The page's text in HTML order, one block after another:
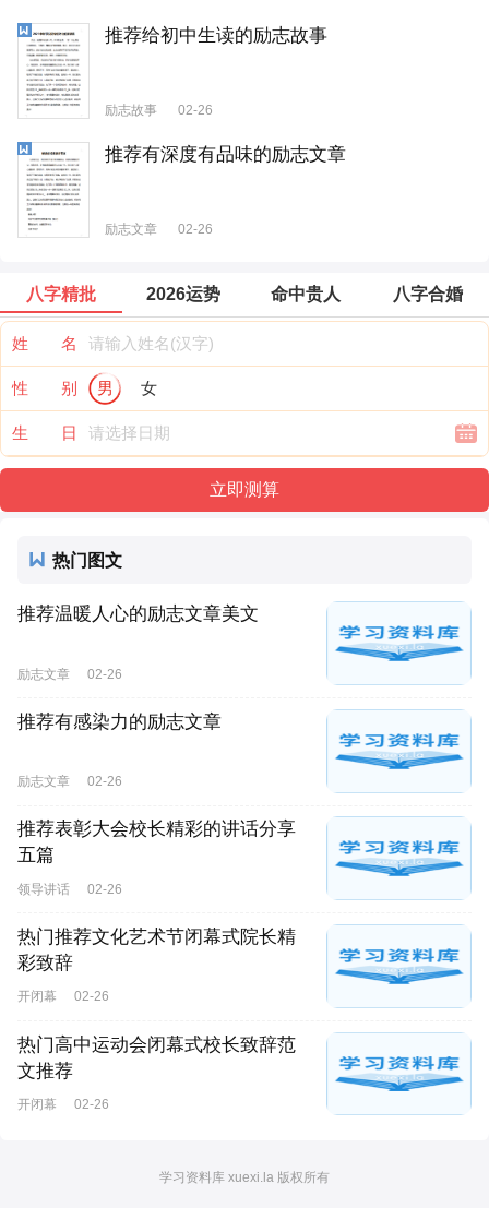
推荐给初中生读的励志故事
励志故事 02-26
推荐有深度有品味的励志文章
励志文章 02-26
八字精批 2026运势 命中贵人 八字合婚
姓 名
性 别 男 女
生 日
热门图文
推荐温暖人心的励志文章美文
励志文章 02-26
推荐有感染力的励志文章
励志文章 02-26
推荐表彰大会校长精彩的讲话分享
五篇
领导讲话 02-26
热门推荐文化艺术节闭幕式院长精
彩致辞
开闭幕 02-26
热门高中运动会闭幕式校长致辞范
文推荐
开闭幕 02-26
学习资料库 xuexi.la 版权所有